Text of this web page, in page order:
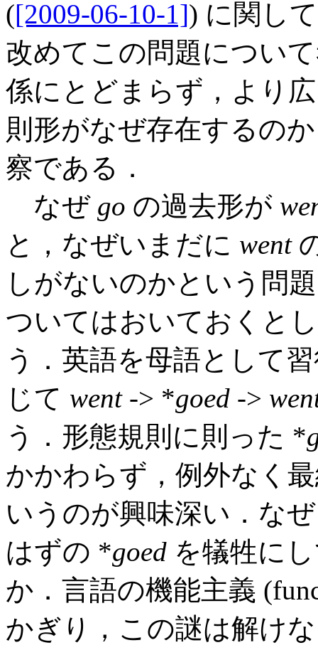
([2009-06-10-1]) に関し
改めてこの問題につい
係にとどまらず，より
則形がなぜ存在するの
察である．
なぜ go の過去形が
と，なぜいまだに went
しがないのかという問
ついてはおいておくと
う．英語を母語として
じて went-> *goed ->
う．形態規則に則った *
かかわらず，例外なく
いうのが興味深い．な
はずの *goed を犠牲に
か．言語の機能主義
かぎり，この謎は解け